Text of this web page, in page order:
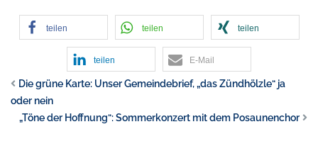
teilen teilen teilen
teilen E-Mail
Die grüne Karte: Unser Gemeindebrief, „das Zündhölzle“ ja
oder nein
„Töne der Hoffnung“: Sommerkonzert mit dem Posaunenchor